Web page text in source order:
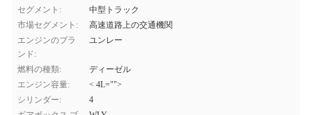
セグメント:
中型トラック
市場セグメント:
高速道路上の交通機関
エンジンのブラ
ンド:
ユンレー
燃料の種類:
ディーゼル
エンジン容量:
< 4L="">
シリンダー:
4